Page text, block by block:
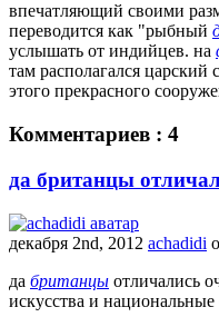
впечатляющий своими
переводится как "рыбный
услышать от индийцев. на
там располагался
этого прекрасного
Комментариев : 4
да британцы
декабря 2nd, 2012 achadidi
да британцы отличались
искусства и национальные